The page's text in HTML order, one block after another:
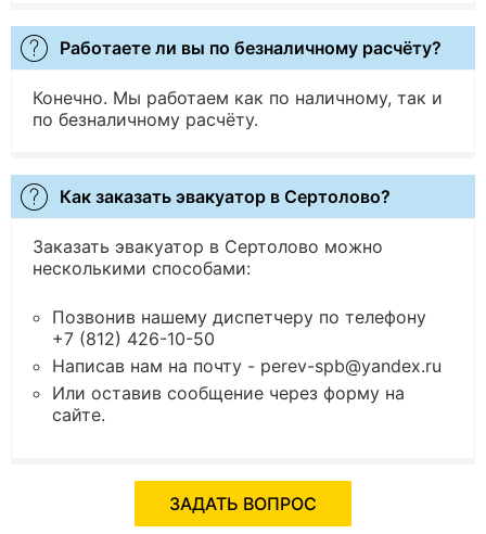
Работаете ли вы по безналичному расчёту?
Конечно. Мы работаем как по наличному, так и
по безналичному расчёту.
Как заказать эвакуатор в Cертолово?
Заказать эвакуатор в Cертолово можно
несколькими способами:
Позвонив нашему диспетчеру по телефону
+7 (812) 426-10-50
Написав нам на почту - perev-spb@yandex.ru
Или оставив сообщение через форму на
сайте.
ЗАДАТЬ ВОПРОС